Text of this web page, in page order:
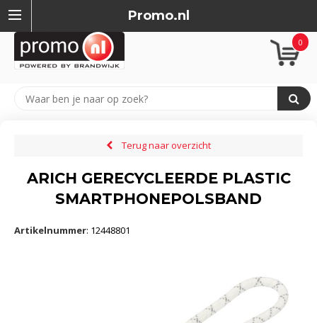
Promo.nl
0
Terug naar overzicht
ARICH GERECYCLEERDE PLASTIC
SMARTPHONEPOLSBAND
Artikelnummer: 12448801